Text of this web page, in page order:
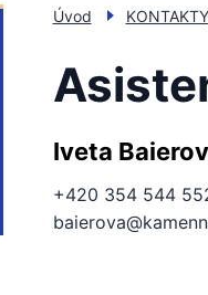
Úvod KONTAKTY
Iveta
+420 354 544